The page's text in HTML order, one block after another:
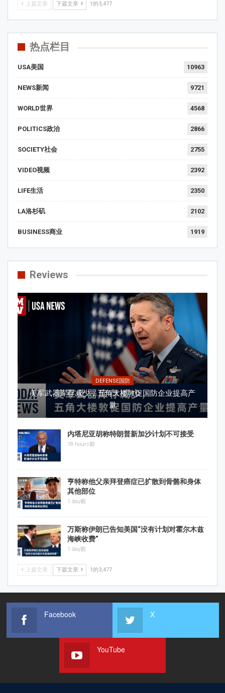
上篇文章 下篇文章 1的3,477
热点栏目
USA美国 10963
NEWS新闻 9721
WORLD世界 4568
POLITICS政治 2866
SOCIETY社会 2755
VIDEO视频 2392
LIFE生活 2350
LA洛杉矶 2102
BUSINESS商业 1919
Reviews
DEFENSE国防
美军武器库存减少，五角大楼敦促国防企业提高产
量
内塔尼亚胡称特朗普新加沙计划不可接受
18 hours前
亨特称他父亲拜登癌症已扩散到骨骼和身体
其他部位
1 day前
万斯称伊朗已告知美国“没有计划对霍尔木兹
海峡收费”
1 day前
上篇文章 下篇文章 1的3,477
Facebook X
YouTube